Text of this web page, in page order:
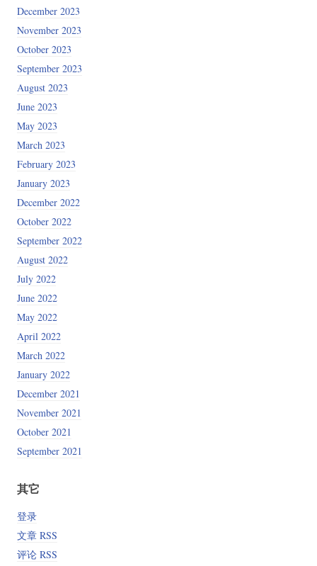
December 2023
November 2023
October 2023
September 2023
August 2023
June 2023
May 2023
March 2023
February 2023
January 2023
December 2022
October 2022
September 2022
August 2022
July 2022
June 2022
May 2022
April 2022
March 2022
January 2022
December 2021
November 2021
October 2021
September 2021
其它
登录
文章 RSS
评论 RSS